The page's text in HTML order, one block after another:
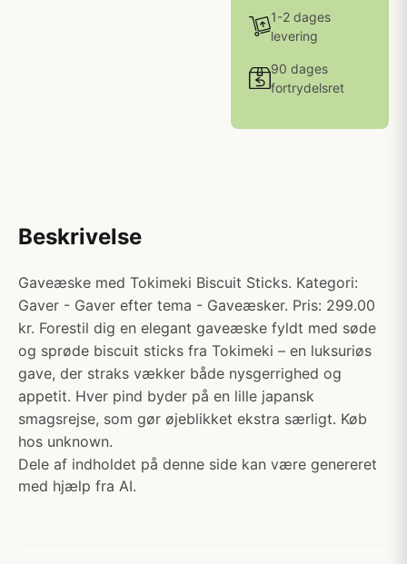
1-2 dages
levering
90 dages
fortrydelsret
Beskrivelse
Gaveæske med Tokimeki Biscuit Sticks. Kategori:
Gaver - Gaver efter tema - Gaveæsker. Pris: 299.00
kr. Forestil dig en elegant gaveæske fyldt med søde
og sprøde biscuit sticks fra Tokimeki – en luksuriøs
gave, der straks vækker både nysgerrighed og
appetit. Hver pind byder på en lille japansk
smagsrejse, som gør øjeblikket ekstra særligt. Køb
hos unknown.
Dele af indholdet på denne side kan være genereret
med hjælp fra AI.